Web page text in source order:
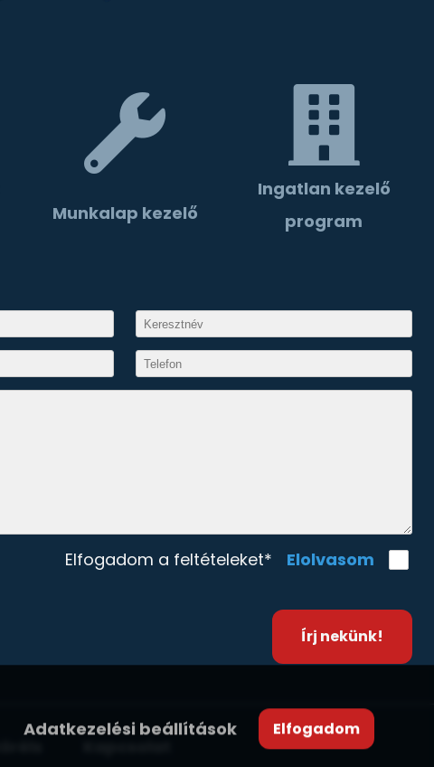
Munkalap kezelő
Ingatlan kezelő
program
Elfogadom a feltételeket* Elolvasom
Írj nekünk!
Adatkezelési beállítások Elfogadom